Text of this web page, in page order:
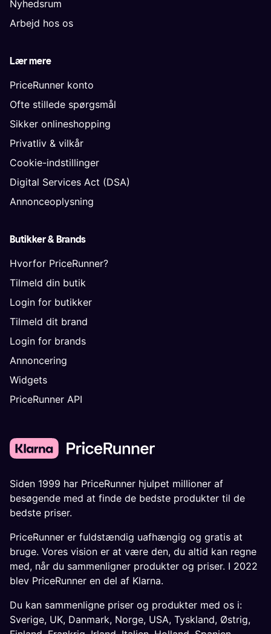
Nyhedsrum
Arbejd hos os
Lær mere
PriceRunner konto
Ofte stillede spørgsmål
Sikker onlineshopping
Privatliv & vilkår
Cookie-indstillinger
Digital Services Act (DSA)
Annonceoplysning
Butikker & Brands
Hvorfor PriceRunner?
Tilmeld din butik
Login for butikker
Tilmeld dit brand
Login for brands
Annoncering
Widgets
PriceRunner API
Siden 1999 har PriceRunner hjulpet millioner af
besøgende med at finde de bedste produkter til de
bedste priser.
PriceRunner er fuldstændig uafhængig og gratis at
bruge. Vores vision er at være den, du altid kan regne
med, når du sammenligner produkter og priser. I 2022
blev PriceRunner en del af Klarna.
Du kan sammenligne priser og produkter med os i:
Sverige, UK, Danmark, Norge, USA, Tyskland, Østrig,